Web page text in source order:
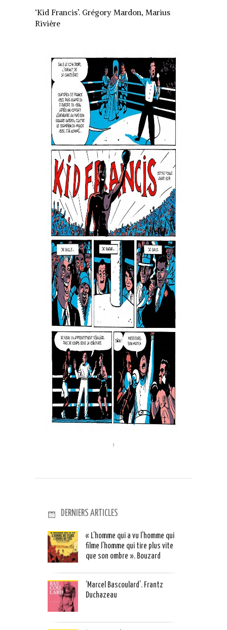
‘Kid Francis’. Grégory Mardon, Marius
Rivière
DERNIERS ARTICLES
« L’homme qui a vu l’homme qui
filme l’homme qui tire plus vite
que son ombre ». Bouzard
‘Marcel Bascoulard’. Frantz
Duchazeau